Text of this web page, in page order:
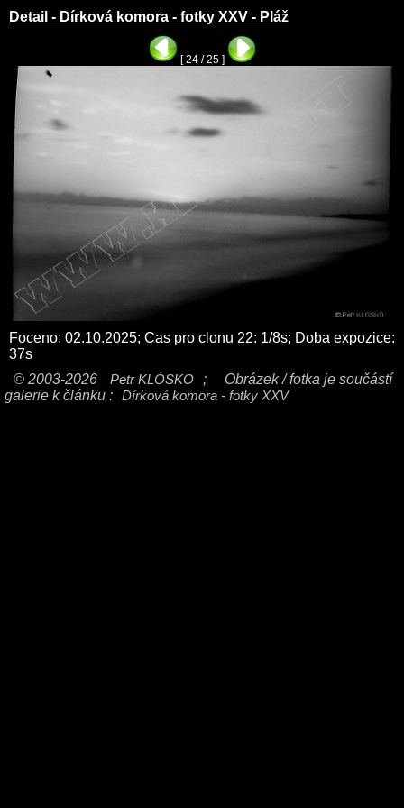
Detail - Dírková komora - fotky XXV - Pláž
[ 24 / 25 ]
Foceno: 02.10.2025; Cas pro clonu 22: 1/8s; Doba expozice:
37s
© 2003-2026
Petr KLÓSKO ;
Obrázek / fotka je součástí
galerie k článku : Dírková komora - fotky XXV